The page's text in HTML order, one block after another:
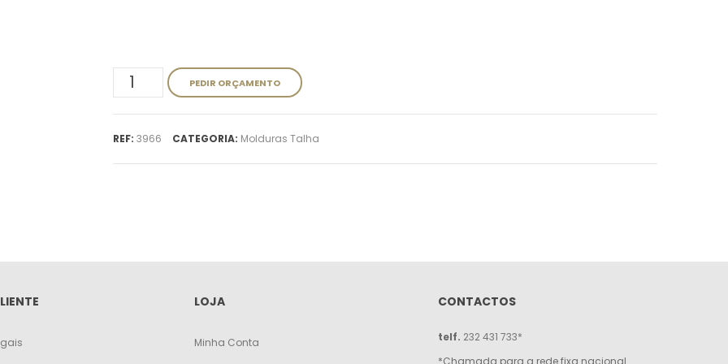
Quantidade
de
Moldura
3966
PEDIR ORÇAMENTO
REF: 3966 CATEGORIA: Molduras Talha
LOJA
Minha Conta
CONTACTOS
telf. 232 431 733*